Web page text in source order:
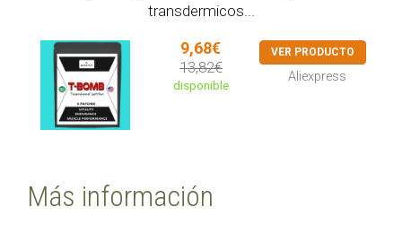
transdermicos...
9,68€
13,82€
disponible
VER PRODUCTO
Aliexpress
Más información